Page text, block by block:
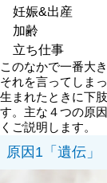
妊娠&出産
加齢
立ち仕事
このなかで一番大
それを言ってしま
生まれたときに下
す。主な４つの原
くご説明します。
原因1「遺伝」